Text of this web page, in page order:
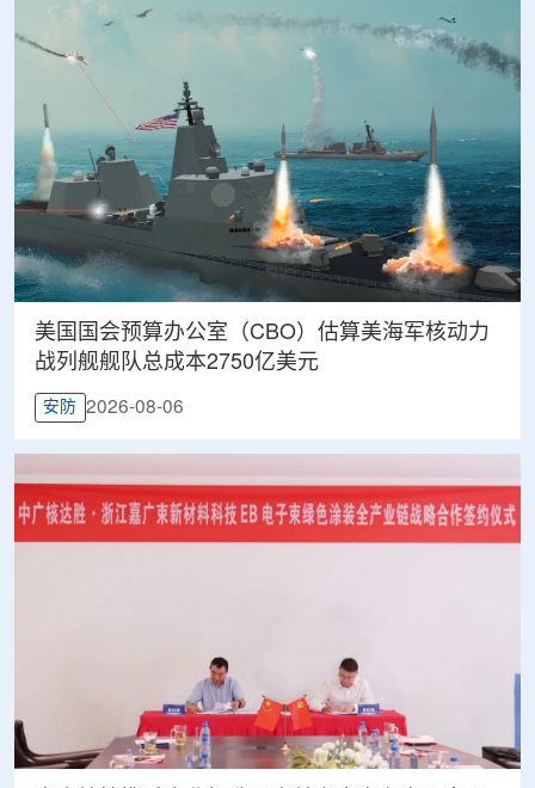
美国国会预算办公室（CBO）估算美海军核动力
战列舰舰队总成本2750亿美元
安防 2026-08-06